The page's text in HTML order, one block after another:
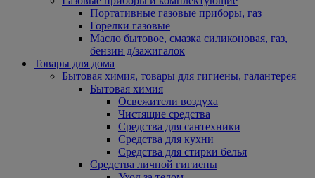
Портативные газовые приборы, газ
Горелки газовые
Масло бытовое, смазка силиконовая, газ,
бензин д/зажигалок
Товары для дома
Бытовая химия, товары для гигиены, галантерея
Бытовая химия
Освежители воздуха
Чистящие средства
Средства для сантехники
Средства для кухни
Средства для стирки белья
Средства личной гигиены